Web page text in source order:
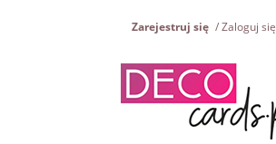
Zarejestruj się Zaloguj się